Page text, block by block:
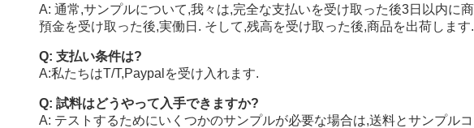
A: 通常,サンプルについて,我々は,完全な支払いを受け取った後3日以内に
預金を受け取った後,実働日. そして,残高を受け取った後,商品を出荷します.
Q: 支払い条件は?
A:私たちはT/T,Paypalを受け入れます.
Q: 試料はどうやって入手できますか?
A: テストするためにいくつかのサンプルが必要な場合は,送料とサンプル